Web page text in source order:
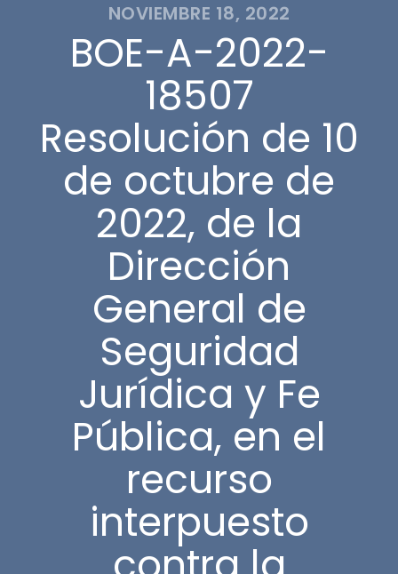
NOVIEMBRE 18, 2022
BOE-A-2022-
18507
Resolución de 10
de octubre de
2022, de la
Dirección
General de
Seguridad
Jurídica y Fe
Pública, en el
recurso
interpuesto